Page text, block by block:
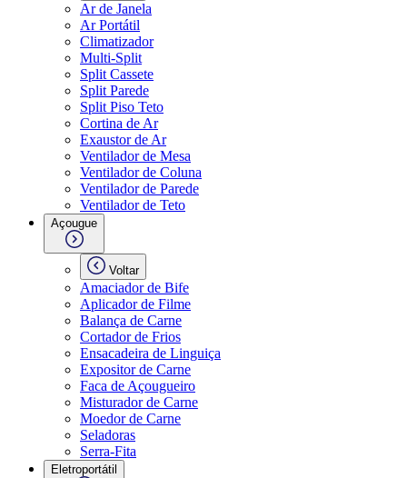
Ar de Janela
Ar Portátil
Climatizador
Multi-Split
Split Cassete
Split Parede
Split Piso Teto
Cortina de Ar
Exaustor de Ar
Ventilador de Mesa
Ventilador de Coluna
Ventilador de Parede
Ventilador de Teto
Açougue
Voltar
Amaciador de Bife
Aplicador de Filme
Balança de Carne
Cortador de Frios
Ensacadeira de Linguiça
Expositor de Carne
Faca de Açougueiro
Misturador de Carne
Moedor de Carne
Seladoras
Serra-Fita
Eletroportátil